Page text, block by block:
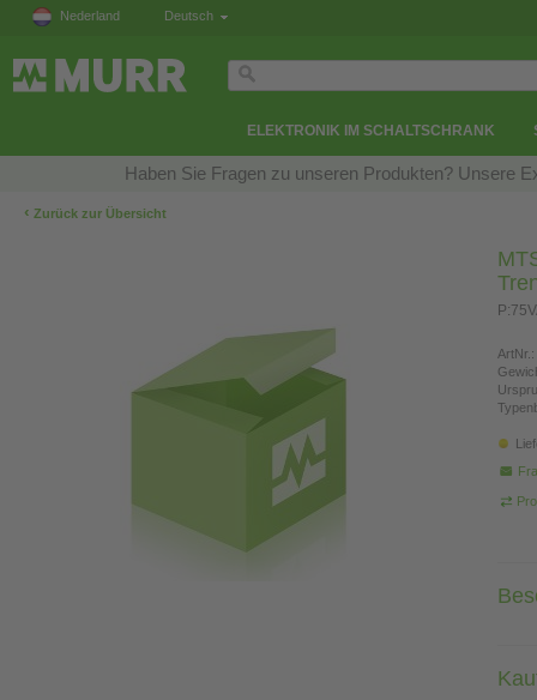
Nederland Deutsch
ELEKTRONIK IM SCHALTSCHRANK
Haben Sie Fragen zu unseren Produkten? Unsere
‹ Zurück zur Übersicht
ArtNr.: